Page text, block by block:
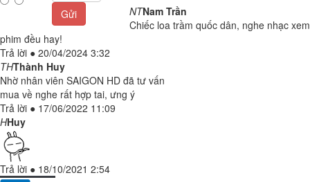
Gửi
NTNam Trần
Chiếc loa trầm quốc dân, nghe nhạc xem
phim đều hay!
Trả lời ● 20/04/2024 3:32
THThành Huy
Nhờ nhân viên SAIGON HD đã tư vấn
mua về nghe rất hợp tai, ưng ý
Trả lời ● 17/06/2022 11:09
HHuy
Trả lời ● 18/10/2021 2:54